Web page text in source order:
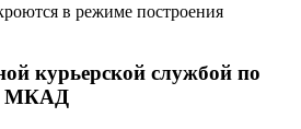
в режиме построения
курьерской службой по
МКАД